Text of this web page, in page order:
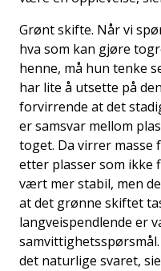
Grønt skifte. Når vi
hva som kan gjøre
henne, må hun tenke
har lite å utsette på
forvirrende at det
er samsvar mellom
toget. Da virrer masse
etter plasser som ikke
vært mer stabil, men
at det grønne skiftet
langveispendlende er
det naturlige svaret,